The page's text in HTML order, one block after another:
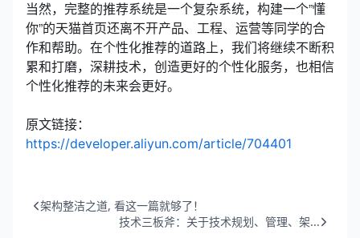
当然，完整的推荐系统是一个复杂系统，构建一个”懂
你”的天猫首页还离不开产品、工程、运营等同学的合
作和帮助。在个性化推荐的道路上，我们将继续不断积
累和打磨，深耕技术，创造更好的个性化服务，也相信
个性化推荐的未来会更好。
原文链接：
https://developer.aliyun.com/article/704401
架构整洁之道, 看这一篇就够了！
技术三板斧：关于技术规划、管理、架...